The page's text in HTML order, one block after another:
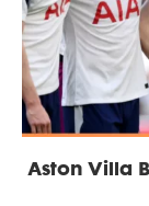
Aston Villa